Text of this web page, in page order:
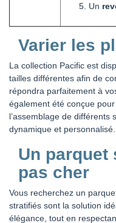
Un
Varier les
La collection Pacific est
tailles différentes afin de
répondra parfaitement à
également été conçue
l’assemblage de différents
dynamique et personnalisé.
Un parquet
pas cher
Vous recherchez un
stratifiés sont la solution
élégance, tout en